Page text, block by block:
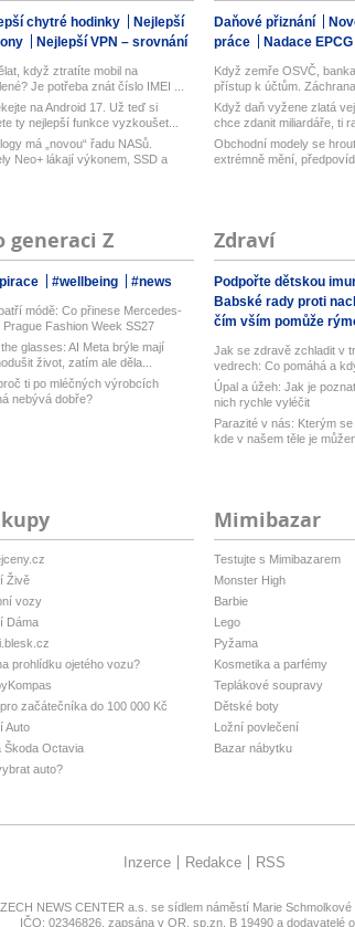
chytré hodinky
Nejlepší
Nejlepší VPN – srovnání
když ztratíte mobil na
Je potřeba znát číslo IMEI ...
na Android 17. Už teď si
ty nejlepší funkce vyzkoušet...
má „novou“ řadu NASů.
Neo+ lákají výkonem, SSD a
Daňové přiznání
práce
Nadace EPCG
Když zemře OSVČ,
přístup k účtům. Záchrana
Když daň vyžene zlatá
chce zdanit miliardáře, ti
Obchodní modely se
extrémně mění,
generaci Z
#wellbeing #news
módě: Co přinese Mercedes-
Prague Fashion Week SS27
glasses: AI Meta brýle mají
život, zatím ale děla...
ti po mléčných výrobcích
nebývá dobře?
Zdraví
Podpořte dětskou
Babské rady proti
čím vším pomůže
Jak se zdravě zchladit v
vedrech: Co pomáhá a
Úpal a úžeh: Jak je
nich rychle vyléčit
Parazité v nás: Kterým
kde v našem těle je
Živě
vozy
Dáma
prohlídku ojetého vozu?
začátečníka do 100 000 Kč
Auto
Škoda Octavia
auto?
Mimibazar
Testujte s Mimibazarem
Monster High
Barbie
Lego
Pyžama
Kosmetika a parfémy
Teplákové soupravy
Dětské boty
Ložní povlečení
Bazar nábytku
Inzerce Redakce RSS
NEWS CENTER a.s. se sídlem náměstí Marie
IČO: 02346826, zapsána v OR, sp.zn. B 19490 a dodavatelé